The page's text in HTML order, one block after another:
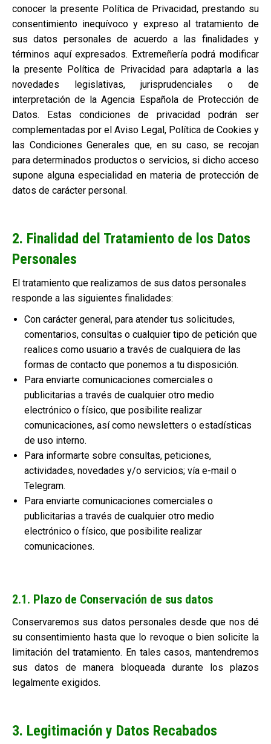
conocer la presente Política de Privacidad, prestando su
consentimiento inequívoco y expreso al tratamiento de
sus datos personales de acuerdo a las finalidades y
términos aquí expresados. Extremeñería podrá modificar
la presente Política de Privacidad para adaptarla a las
novedades legislativas, jurisprudenciales o de
interpretación de la Agencia Española de Protección de
Datos. Estas condiciones de privacidad podrán ser
complementadas por el Aviso Legal, Política de Cookies y
las Condiciones Generales que, en su caso, se recojan
para determinados productos o servicios, si dicho acceso
supone alguna especialidad en materia de protección de
datos de carácter personal.
2. Finalidad del Tratamiento de los Datos
Personales
El tratamiento que realizamos de sus datos personales
responde a las siguientes finalidades:
Con carácter general, para atender tus solicitudes,
comentarios, consultas o cualquier tipo de petición que
realices como usuario a través de cualquiera de las
formas de contacto que ponemos a tu disposición.
Para enviarte comunicaciones comerciales o
publicitarias a través de cualquier otro medio
electrónico o físico, que posibilite realizar
comunicaciones, así como newsletters o estadísticas
de uso interno.
Para informarte sobre consultas, peticiones,
actividades, novedades y/o servicios; vía e-mail o
Telegram.
Para enviarte comunicaciones comerciales o
publicitarias a través de cualquier otro medio
electrónico o físico, que posibilite realizar
comunicaciones.
2.1. Plazo de Conservación de sus datos
Conservaremos sus datos personales desde que nos dé
su consentimiento hasta que lo revoque o bien solicite la
limitación del tratamiento. En tales casos, mantendremos
sus datos de manera bloqueada durante los plazos
legalmente exigidos.
3. Legitimación y Datos Recabados